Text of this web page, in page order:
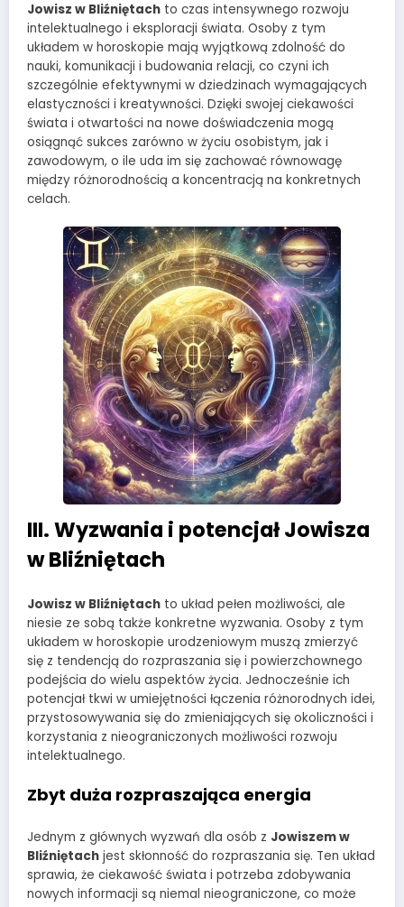
Jowisz w Bliźniętach to czas intensywnego rozwoju
intelektualnego i eksploracji świata. Osoby z tym
układem w horoskopie mają wyjątkową zdolność do
nauki, komunikacji i budowania relacji, co czyni ich
szczególnie efektywnymi w dziedzinach wymagających
elastyczności i kreatywności. Dzięki swojej ciekawości
świata i otwartości na nowe doświadczenia mogą
osiągnąć sukces zarówno w życiu osobistym, jak i
zawodowym, o ile uda im się zachować równowagę
między różnorodnością a koncentracją na konkretnych
celach.
III. Wyzwania i potencjał Jowisza
w Bliźniętach
Jowisz w Bliźniętach to układ pełen możliwości, ale
niesie ze sobą także konkretne wyzwania. Osoby z tym
układem w horoskopie urodzeniowym muszą zmierzyć
się z tendencją do rozpraszania się i powierzchownego
podejścia do wielu aspektów życia. Jednocześnie ich
potencjał tkwi w umiejętności łączenia różnorodnych idei,
przystosowywania się do zmieniających się okoliczności i
korzystania z nieograniczonych możliwości rozwoju
intelektualnego.
Zbyt duża rozpraszająca energia
Jednym z głównych wyzwań dla osób z Jowiszem w
Bliźniętach jest skłonność do rozpraszania się. Ten układ
sprawia, że ciekawość świata i potrzeba zdobywania
nowych informacji są niemal nieograniczone, co może